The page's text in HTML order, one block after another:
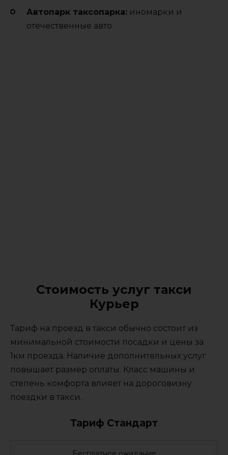
Автопарк таксопарка: иномарки и
отечественные авто
Стоимость услуг такси
Курьер
Тариф на проезд в такси обычно состоит из
минимальной стоимости посадки и цены за
1км проезда. Наличие дополнительных услуг
повышает размер оплаты. Класс машины и
степень комфорта влияет на дороговизну
поездки в такси.
Тариф Стандарт